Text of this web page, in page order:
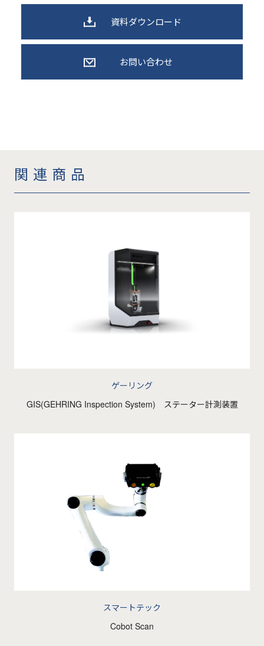
資料ダウンロード
お問い合わせ
関連商品
ゲーリング
GIS(GEHRING Inspection System) ステーター計測装置
スマートテック
Cobot Scan